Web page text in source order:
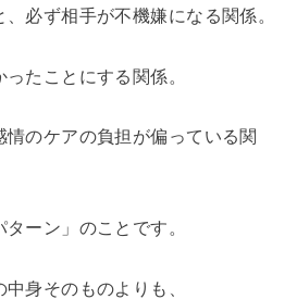
必ず相手が不機嫌になる関係。
たことにする関係。
のケアの負担が偏っている関
ーン」のことです。
身そのものよりも、